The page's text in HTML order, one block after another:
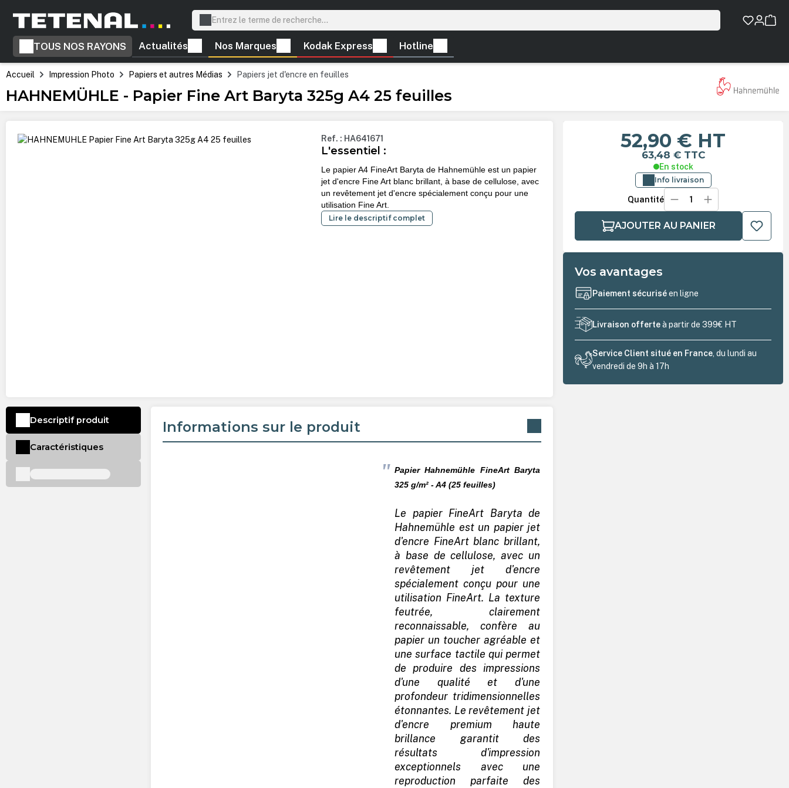
Passer à la navigation principale
TOUS NOS RAYONS Actualités Nos Marques Kodak Express Hotline
Accueil Impression Photo Papiers et autres Médias Papiers jet d'encre en feuilles
HAHNEMÜHLE - Papier Fine Art Baryta 325g A4 25 feuilles
Ignorer la galerie d'images Ref. : HA641671
L'essentiel :
Le papier A4 FineArt Baryta de Hahnemühle est un papier
jet d'encre Fine Art blanc brillant, à base de cellulose, avec
un revêtement jet d'encre spécialement conçu pour une
utilisation Fine Art.
Lire le descriptif complet
52,90 € HT
63,48 € TTC
En stock
Info livraison
Quantité
AJOUTER AU PANIER
Vos avantages
Paiement sécuriséen ligne
Livraison offerteà partir de 399€ HT
Service Client situé en France , du lundi au
vendredi de 9h à 17h
Informations sur le produit
PapierHahnemühle FineArt Baryta
325 g/m² - A4 (25 feuilles)
Le papier FineArt Baryta de
Hahnemühle est un papier jet
d'encre FineArt blanc brillant,
à base de cellulose, avec un
revêtement jet d'encre
spécialement conçu pour une
utilisation FineArt. La texture
feutrée, clairement
reconnaissable, confère au
papier un toucher agréable et
une surface tactile qui permet
de produire des impressions
d'une qualité et d'une
profondeur tridimensionnelles
étonnantes. Le revêtement jet
d'encre premium haute
brillance garantit des
résultats d'impression
exceptionnels avec une
reproduction parfaite des
Descriptif produit
Caractéristiques